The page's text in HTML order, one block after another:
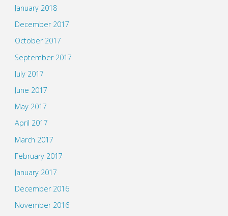
January 2018
December 2017
October 2017
September 2017
July 2017
June 2017
May 2017
April 2017
March 2017
February 2017
January 2017
December 2016
November 2016